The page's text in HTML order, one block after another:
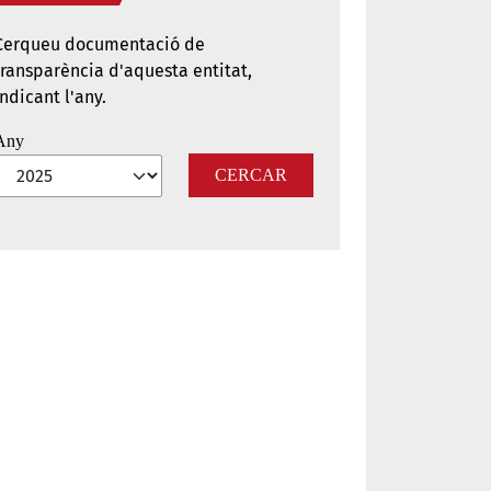
documentació de
d'aquesta entitat,
l'any.